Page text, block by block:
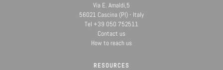
Via E. Amaldi,5
56021 Cascina (PI) - Italy
Tel +39 050 752511
Contact us
How to reach us
RESOURCES